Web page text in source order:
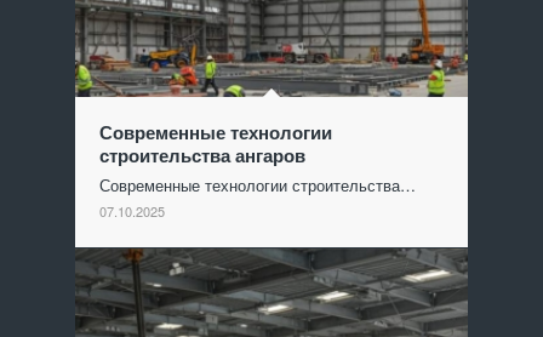
Современные технологии
строительства ангаров
Современные технологии строительства…
07.10.2025